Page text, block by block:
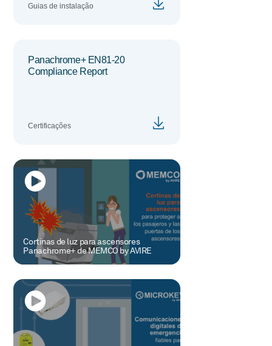
Guias de instalação
Panachrome+ EN81-20
Compliance Report
Certificações
Cortinas de luz para ascensores
Panachrome+ de MEMCO by AVIRE